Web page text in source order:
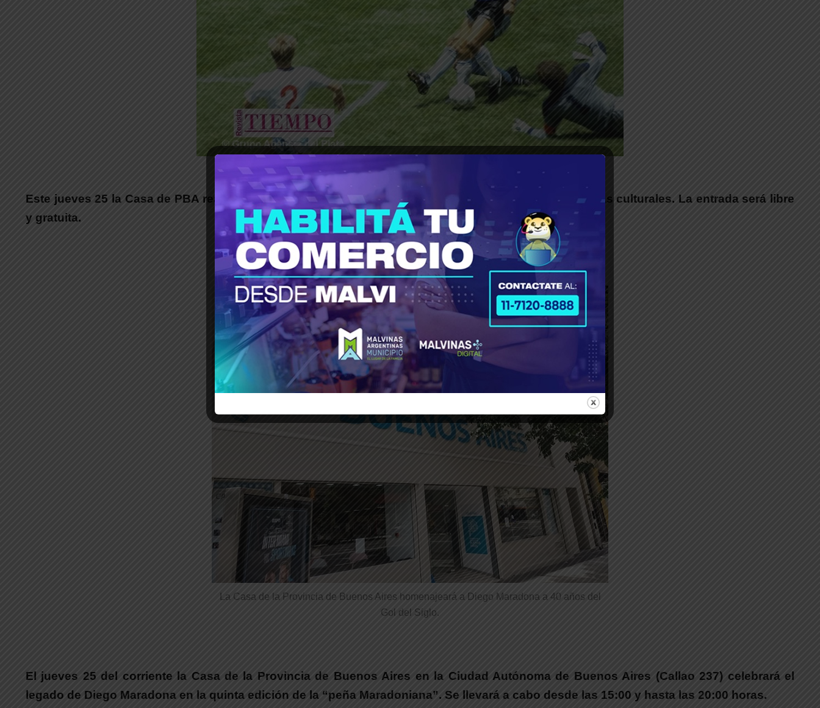
___________________________________________________________________
Este jueves 25 la Casa de PBA realizará la “peña Maradoniana” para celebrar su legado con propuestas culturales. La entrada será libre
y gratuita.
La Casa de la Provincia de Buenos Aires homenajeará a Diego Maradona a 40 años del
Gol del Siglo.
El jueves 25 del corriente la Casa de la Provincia de Buenos Aires en la Ciudad Autónoma de Buenos Aires (Callao 237) celebrará el
legado de Diego Maradona en la quinta edición de la “peña Maradoniana”. Se llevará a cabo desde las 15:00 y hasta las 20:00 horas.